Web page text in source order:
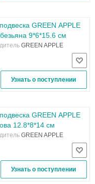
GREEN APPLE
9*6*15.6 см
GREEN APPLE
Узнать о поступлении
GREEN APPLE
12.8*8*14 см
GREEN APPLE
Узнать о поступлении